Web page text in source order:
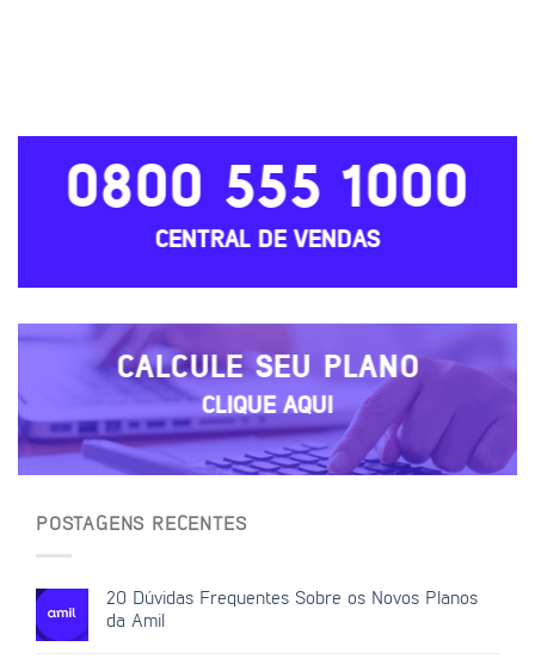
0800 555 1000
CENTRAL DE VENDAS
CALCULE SEU PLANO
CLIQUE AQUI
POSTAGENS RECENTES
20 Dúvidas Frequentes Sobre os Novos Planos
da Amil